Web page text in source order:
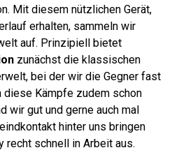
Mit diesem nützlichen Gerät,
erhalten, sammeln wir
auf. Prinzipiell bietet
zunächst die klassischen
bei der wir die Gegner fast
diese Kämpfe zudem schon
wir gut und gerne auch mal
hinter uns bringen
recht schnell in Arbeit aus.